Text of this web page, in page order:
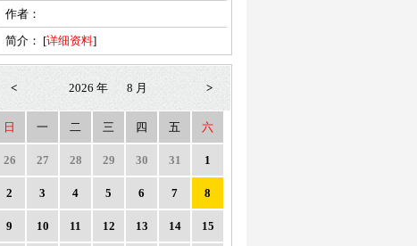
作者：
简介： [详细资料]
< 2026 年 8 月 >
日 一 二 三 四 五 六
26 27 28 29 30 31 1
2 3 4 5 6 7 8
9 10 11 12 13 14 15